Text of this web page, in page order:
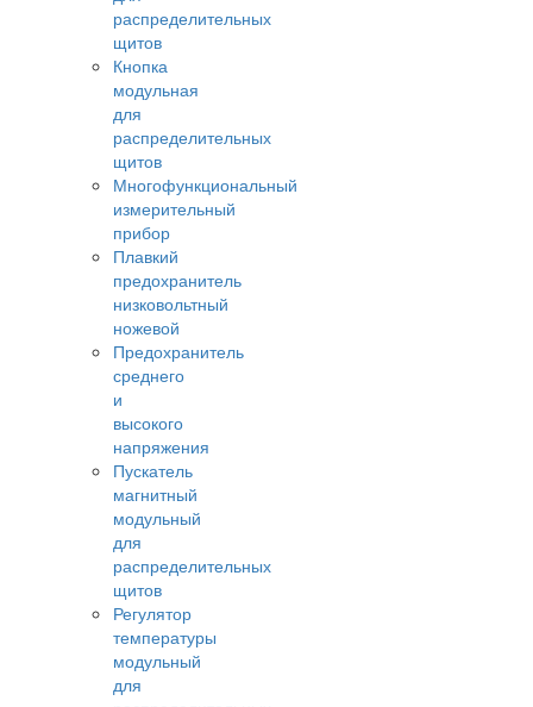
распределительных
щитов
Кнопка
модульная
для
распределительных
щитов
Многофункциональный
измерительный
прибор
Плавкий
предохранитель
низковольтный
ножевой
Предохранитель
среднего
и
высокого
напряжения
Пускатель
магнитный
модульный
для
распределительных
щитов
Регулятор
температуры
модульный
для